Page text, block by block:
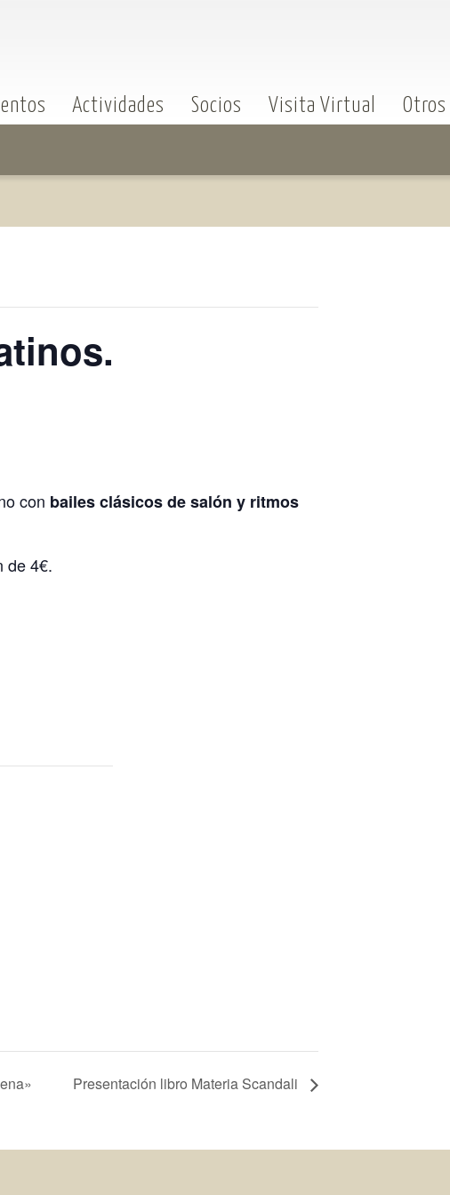
Actividades Socios Visita Virtual
con bailes clásicos de salón y ritmos
de 4€.
Presentación libro Materia Scandali